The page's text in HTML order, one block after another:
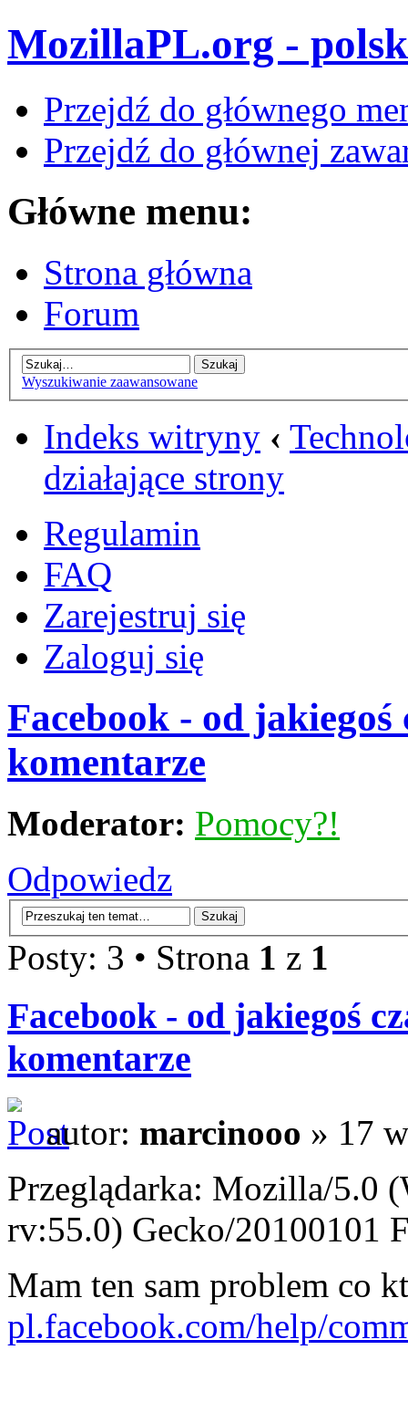
MozillaPL.org -
Przejdź do głównego
Przejdź do głównej
Główne menu:
Strona główna
Forum
Wyszukiwanie zaawansowane
Indeks witryny ‹
działające strony
Regulamin
FAQ
Zarejestruj się
Zaloguj się
Facebook - od
komentarze
Moderator: Pomocy?!
Odpowiedz
Posty: 3 • Strona 1 z 1
Facebook - od jakiegoś
komentarze
autor: marcinooo » 17
Przeglądarka: Mozilla/5.0
rv:55.0) Gecko/20100101
Mam ten sam problem co
pl.facebook.com/help/